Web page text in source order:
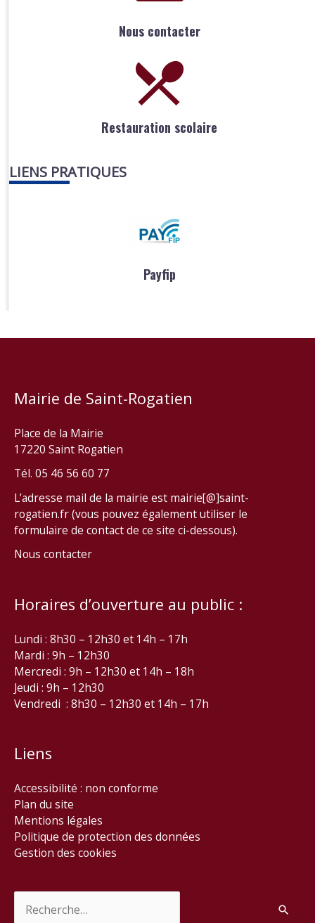
Nous contacter
Restauration scolaire
LIENS PRATIQUES
Payfip
Mairie de Saint-Rogatien
Place de la Mairie
17220 Saint Rogatien
Tél. 05 46 56 60 77
L’adresse mail de la mairie est mairie[@]saint-
rogatien.fr (vous pouvez également utiliser le
formulaire de contact de ce site ci-dessous).
Nous contacter
Horaires d’ouverture au public :
Lundi : 8h30 – 12h30 et 14h – 17h
Mardi : 9h – 12h30
Mercredi : 9h – 12h30 et 14h – 18h
Jeudi : 9h – 12h30
Vendredi : 8h30 – 12h30 et 14h – 17h
Liens
Accessibilité : non conforme
Plan du site
Mentions légales
Politique de protection des données
Gestion des cookies